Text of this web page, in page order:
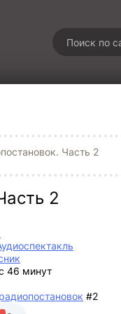
Часть 2
2
46 минут
#2